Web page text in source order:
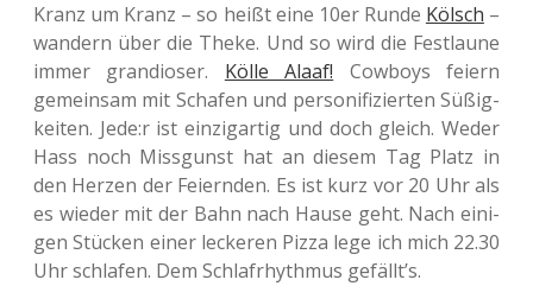
Kranz um Kranz – so heißt eine 10er Runde Kölsch –
wan­dern über die Theke. Und so wird die Fest­lau­ne
immer gran­dio­ser. Kölle Alaaf! Cow­boys feiern
gemein­sam mit Scha­fen und per­so­ni­fi­zier­ten Süßig­
kei­ten. Jede:r ist ein­zig­ar­tig und doch gleich. Weder
Hass noch Miss­gunst hat an diesem Tag Platz in
den Herzen der Fei­ern­den. Es ist kurz vor 20 Uhr als
es wieder mit der Bahn nach Hause geht. Nach eini­
gen Stü­cken einer lecke­ren Pizza lege ich mich 22.30
Uhr schla­fen. Dem Schlaf­rhyth­mus gefällt’s.